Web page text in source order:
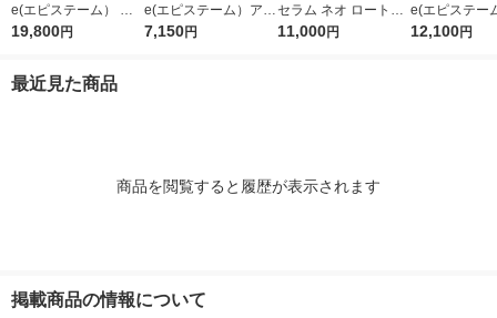
e(エピステーム） ス
テムサイエンスアイ 1
19,800円
e(エピステーム）アイ
パーフェクトショット
7,150円
セラム ネオ ロート製
薬
11,000円
e(エピステー
パーフェクト
12,100円
最近見た商品
商品を閲覧すると履歴が表示されます
掲載商品の情報について